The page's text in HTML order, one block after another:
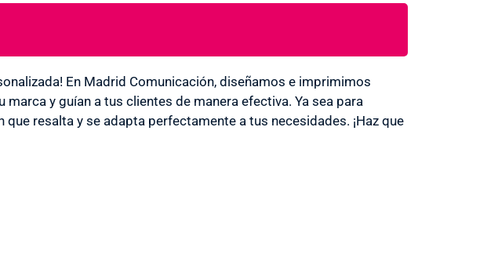
En Madrid Comunicación, diseñamos e imprimimos
y guían a tus clientes de manera efectiva. Ya sea para
resalta y se adapta perfectamente a tus necesidades. ¡Haz que